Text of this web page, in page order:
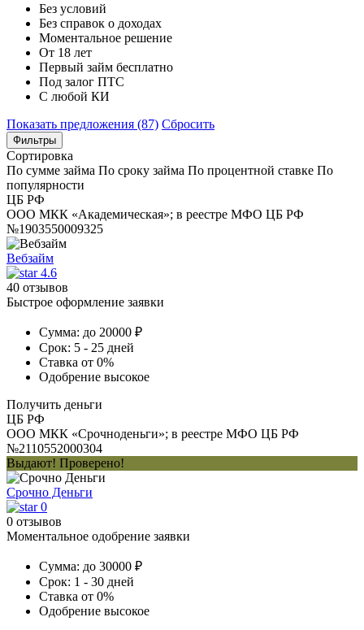
Без условий
Без справок о доходах
Моментальное решение
От 18 лет
Первый займ бесплатно
Под залог ПТС
С любой КИ
Показать предложения (87) Сбросить
Фильтры
Сортировка
По сумме займа По сроку займа По процентной ставке По
популярности
ЦБ РФ
ООО МКК «Академическая»; в реестре МФО ЦБ РФ
№1903550009325
Вебзайм
4.6
40 отзывов
Быстрое оформление заявки
Сумма: до 20000 ₽
Срок: 5 - 25 дней
Ставка от 0%
Одобрение высокое
Получить деньги
ЦБ РФ
ООО МКК «Срочноденьги»; в реестре МФО ЦБ РФ
№2110552000304
Выдают! Проверено!
Срочно Деньги
0
0 отзывов
Моментальное одобрение заявки
Сумма: до 30000 ₽
Срок: 1 - 30 дней
Ставка от 0%
Одобрение высокое